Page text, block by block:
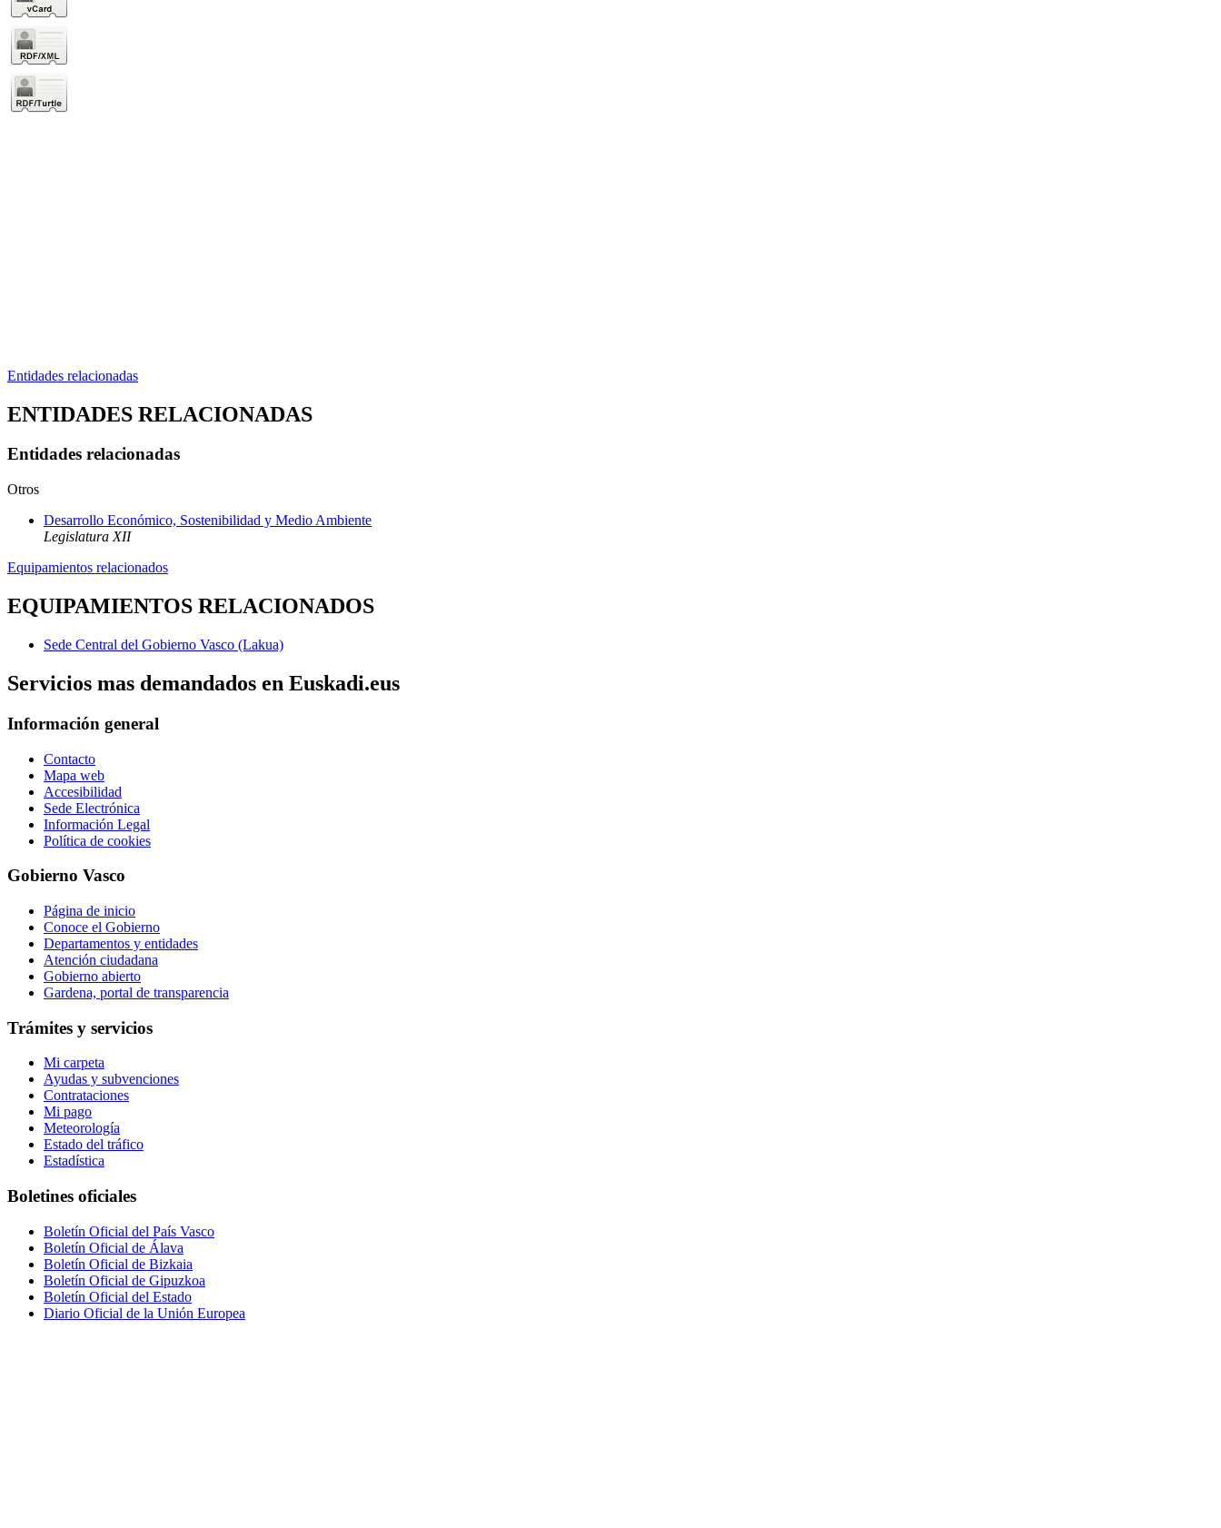
Entidades relacionadas
ENTIDADES RELACIONADAS
Entidades relacionadas
Otros
Desarrollo Económico, Sostenibilidad y Medio Ambiente
Legislatura XII
Equipamientos relacionados
EQUIPAMIENTOS RELACIONADOS
Sede Central del Gobierno Vasco (Lakua)
Servicios mas demandados en Euskadi.eus
Información general
Contacto
Mapa web
Accesibilidad
Sede Electrónica
Información Legal
Política de cookies
Gobierno Vasco
Página de inicio
Conoce el Gobierno
Departamentos y entidades
Atención ciudadana
Gobierno abierto
Gardena, portal de transparencia
Trámites y servicios
Mi carpeta
Ayudas y subvenciones
Contrataciones
Mi pago
Meteorología
Estado del tráfico
Estadística
Boletines oficiales
Boletín Oficial del País Vasco
Boletín Oficial de Álava
Boletín Oficial de Bizkaia
Boletín Oficial de Gipuzkoa
Boletín Oficial del Estado
Diario Oficial de la Unión Europea